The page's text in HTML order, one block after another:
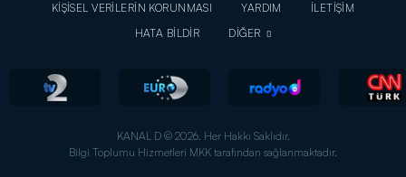
KİŞİSEL VERİLERİN KORUNMASI
YARDIM
İLETİŞİM
HATA BİLDİR
DİĞER
KANAL D © 2026. Her Hakkı Saklıdır.
Bilgi Toplumu Hizmetleri MKK tarafından sağlanmaktadır.